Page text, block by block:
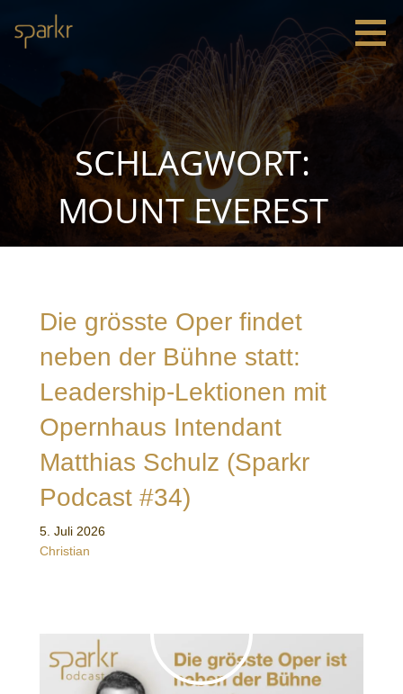
Inhalt
springen
Leadership
SCHLAGWORT:
MOUNT EVEREST
Die grösste Oper findet
neben der Bühne statt:
Leadership-Lektionen mit
Opernhaus Intendant
Matthias Schulz (Sparkr
Podcast #34)
5. Juli 2026
Christian